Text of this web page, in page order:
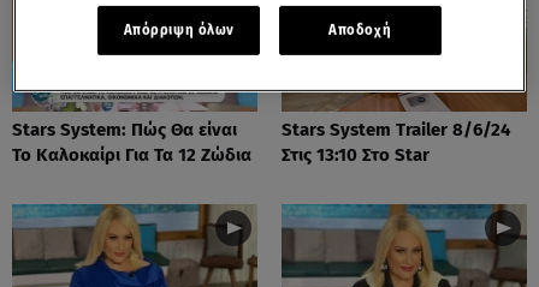
Stars System: Πώς Θα είναι
Το Καλοκαίρι Για Τα 12 Ζώδια
Stars System Trailer 8/6/24
Στις 13:10 Στο Star
Απόρριψη όλων Αποδοχή